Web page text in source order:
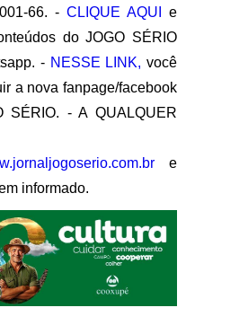
66. - CLIQUE AQUI
e
do JOGO SÉRIO
- NESSE LINK, você
a nova fanpage/facebook
SÉRIO. - A QUALQUER
e
informado.